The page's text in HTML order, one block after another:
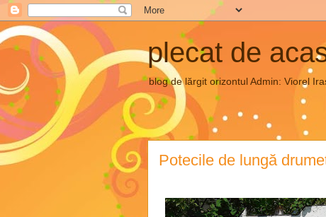
plecat de
blog de lărgit orizontul Admin: Viorel
Potecile de lungă